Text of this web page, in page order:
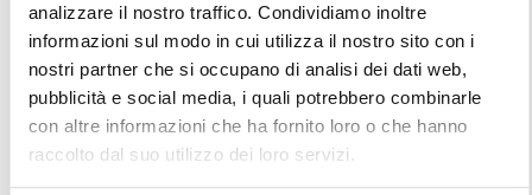
analizzare il nostro traffico. Condividiamo inoltre
informazioni sul modo in cui utilizza il nostro sito con i
nostri partner che si occupano di analisi dei dati web,
pubblicità e social media, i quali potrebbero combinarle
con altre informazioni che ha fornito loro o che hanno
raccolto dal suo utilizzo dei loro servizi.
ШКАФЫ ШОКОВОЙ ЗАМОРОЗКИ